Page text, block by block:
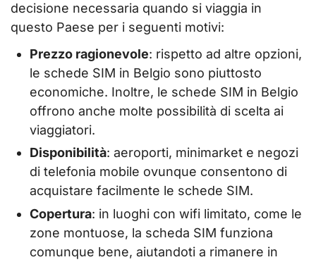
decisione necessaria quando si viaggia in
questo Paese per i seguenti motivi:
Prezzo ragionevole: rispetto ad altre opzioni,
le schede SIM in Belgio sono piuttosto
economiche. Inoltre, le schede SIM in Belgio
offrono anche molte possibilità di scelta ai
viaggiatori.
Disponibilità: aeroporti, minimarket e negozi
di telefonia mobile ovunque consentono di
acquistare facilmente le schede SIM.
Copertura: in luoghi con wifi limitato, come le
zone montuose, la scheda SIM funziona
comunque bene, aiutandoti a rimanere in